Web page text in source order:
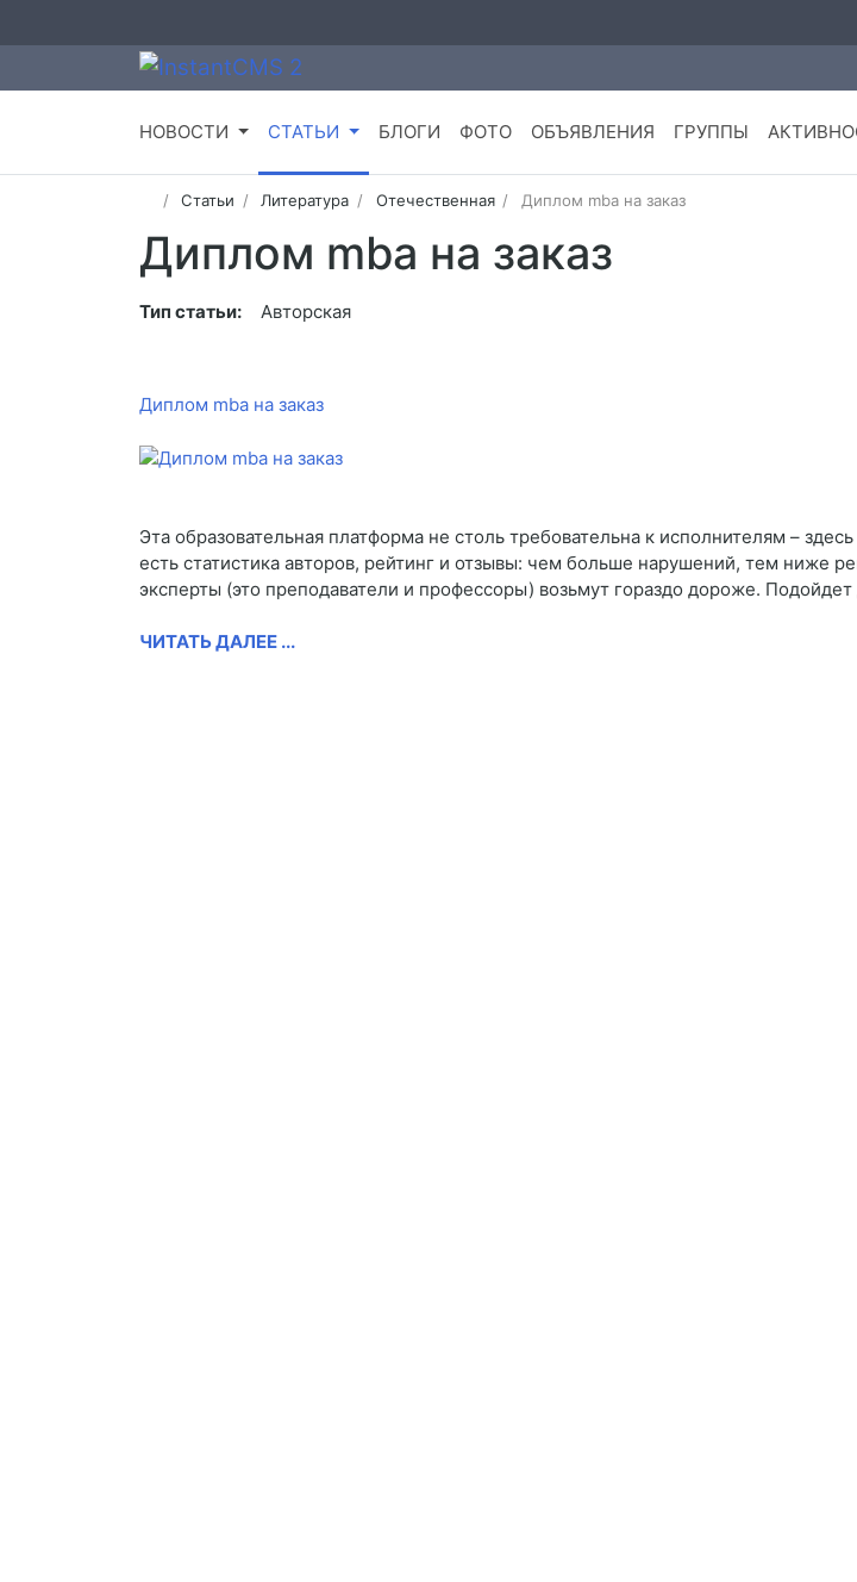
НОВОСТИ СТАТЬИ БЛОГИ ФОТО ОБЪЯВЛЕНИЯ ГРУППЫ
Статьи Литература Отечественная Диплом mba на заказ
Диплом mba на заказ
Тип статьи: Авторская
Диплом mba на заказ
Эта образовательная платформа не столь требовательна к исполнителям –
есть статистика авторов, рейтинг и отзывы: чем больше нарушений, тем ниже
эксперты (это преподаватели и профессоры) возьмут гораздо дороже.
ЧИТАТЬ ДАЛЕЕ ...